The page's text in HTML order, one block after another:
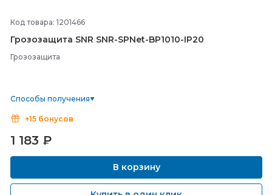
Код товара: 1201466
Грозозащита SNR SNR-SPNet-BP1010-IP20
Грозозащита
Способы получения
+15 бонусов
1 183 ₽
В корзину